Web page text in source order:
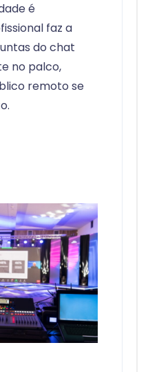
é
faz a
do chat
no palco,
remoto se